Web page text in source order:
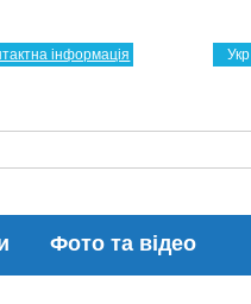
Фото та відео
Укр
інформація